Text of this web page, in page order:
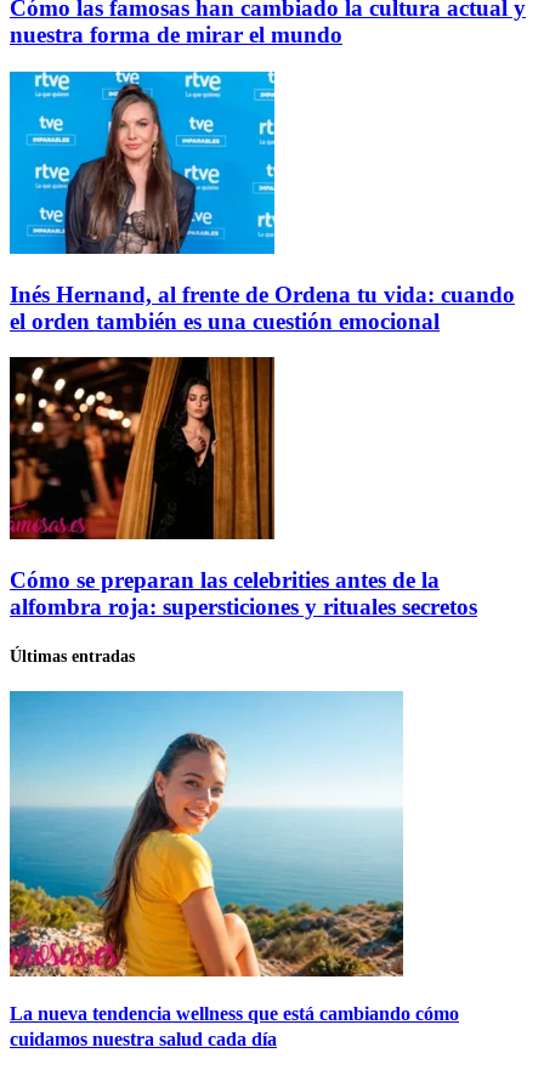
Cómo las famosas han cambiado la cultura actual y
nuestra forma de mirar el mundo
Inés Hernand, al frente de Ordena tu vida: cuando
el orden también es una cuestión emocional
Cómo se preparan las celebrities antes de la
alfombra roja: supersticiones y rituales secretos
Últimas entradas
La nueva tendencia wellness que está cambiando cómo
cuidamos nuestra salud cada día